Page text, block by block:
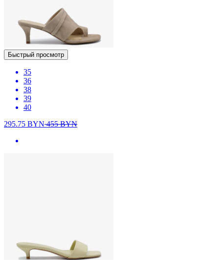
Быстрый просмотр
35
36
38
39
40
295.75 BYN455BYN